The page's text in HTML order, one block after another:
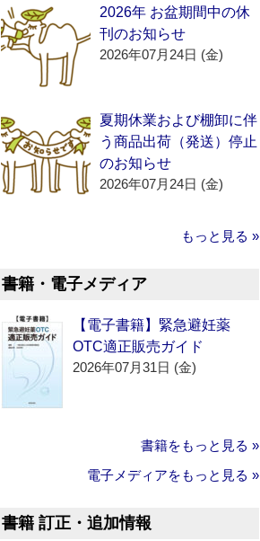
2026年 お盆期間中の休
刊のお知らせ
2026年07月24日 (金)
夏期休業および棚卸に伴
う商品出荷（発送）停止
のお知らせ
2026年07月24日 (金)
もっと見る »
書籍・電子メディア
【電子書籍】緊急避妊薬
OTC適正販売ガイド
2026年07月31日 (金)
書籍をもっと見る »
電子メディアをもっと見る »
書籍 訂正・追加情報